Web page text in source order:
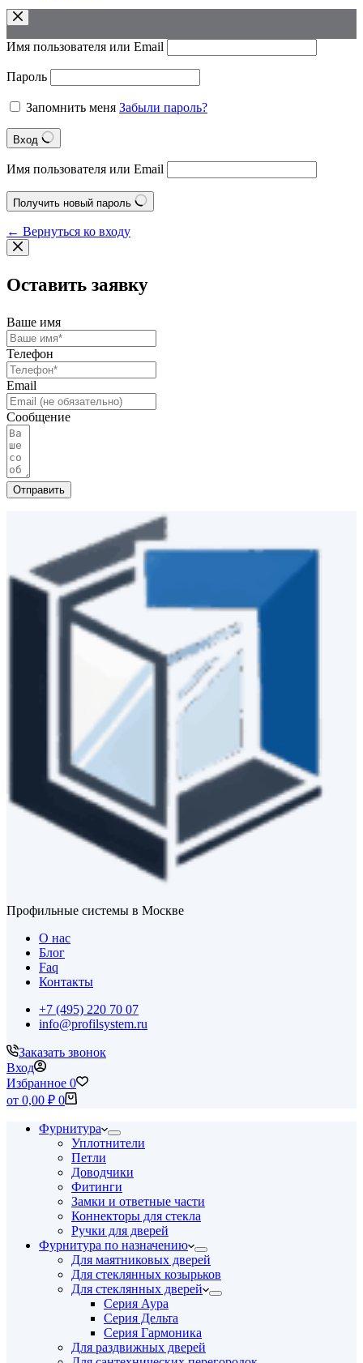
Имя пользователя или Email
Пароль
Запомнить меня Забыли пароль?
Вход
Имя пользователя или Email
Получить новый пароль
← Вернуться ко входу
Оставить заявку
Ваше имя
Телефон
Email
Сообщение
Отправить
Профильные системы в Москве
О нас
Блог
Faq
Контакты
+7 (495) 220 70 07
info@profilsystem.ru
Заказать звонок
Вход
Избранное 0
Корзина
от 0,00 ₽ 0
Фурнитура
Уплотнители
Петли
Доводчики
Фитинги
Замки и ответные части
Коннекторы для стекла
Ручки для дверей
Фурнитура по назначению
Для маятниковых дверей
Для стеклянных козырьков
Для стеклянных дверей
Серия Аура
Серия Дельта
Серия Гармоника
Для раздвижных дверей